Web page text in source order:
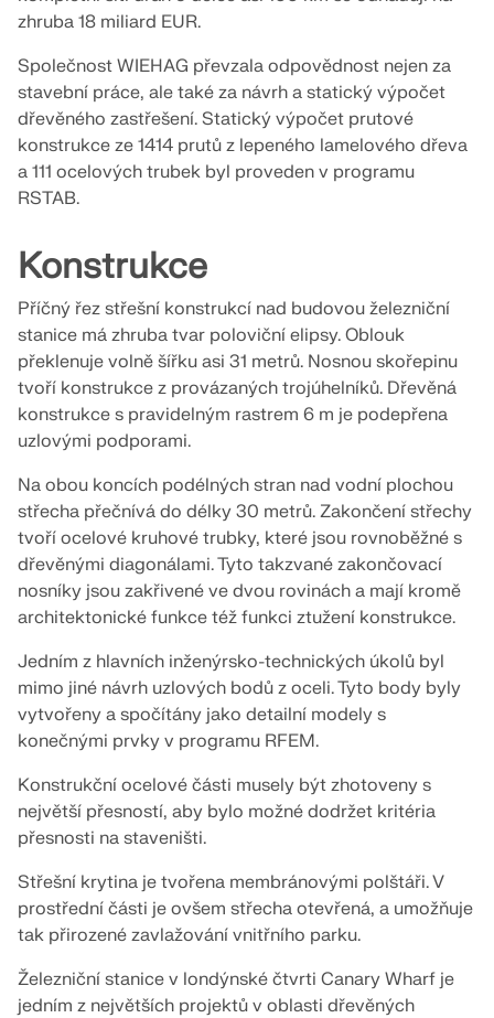
RWIND 3
CFD software pro digitální větrné tunely
Více informací
Dlubal API
Vaše brána do parametrického modelování a
automatizace
Dokumentace API
Index
Začínáme
Aplikace
Objekty modelu
Předplatné a ceny
Příklady
MKP pro ocelové spoje
Navrhujte a analyzujte ocelové spoje pomocí
CBFEM, v souladu s EN 1993‑1‑8 a AISC 360, plně
integrované v programu RFEM 6 pro rychlejší a
přesnější konstrukční pracovní postupy.
VÍCE INFORMACÍ
ZÍSKEJTE PODPORU
ZÍSKAT BEZPLATNOU LICENCI
PROHLÉDNĚTE SI AKTUÁLNÍ NABÍDKY PRÁCE
zhruba 18 miliard EUR.
Společnost WIEHAG převzala odpovědnost nejen za
stavební práce, ale také za návrh a statický výpočet
dřevěného zastřešení. Statický výpočet prutové
konstrukce ze 1414 prutů z lepeného lamelového dřeva
a 111 ocelových trubek byl proveden v programu
RSTAB.
Konstrukce
Příčný řez střešní konstrukcí nad budovou železniční
stanice má zhruba tvar poloviční elipsy. Oblouk
překlenuje volně šířku asi 31 metrů. Nosnou skořepinu
tvoří konstrukce z provázaných trojúhelníků. Dřevěná
konstrukce s pravidelným rastrem 6 m je podepřena
uzlovými podporami.
Na obou koncích podélných stran nad vodní plochou
střecha přečnívá do délky 30 metrů. Zakončení střechy
tvoří ocelové kruhové trubky, které jsou rovnoběžné s
dřevěnými diagonálami. Tyto takzvané zakončovací
nosníky jsou zakřivené ve dvou rovinách a mají kromě
architektonické funkce též funkci ztužení konstrukce.
Jedním z hlavních inženýrsko-technických úkolů byl
mimo jiné návrh uzlových bodů z oceli. Tyto body byly
vytvořeny a spočítány jako detailní modely s
konečnými prvky v programu RFEM.
Konstrukční ocelové části musely být zhotoveny s
největší přesností, aby bylo možné dodržet kritéria
přesnosti na staveništi.
Střešní krytina je tvořena membránovými polštáři. V
prostřední části je ovšem střecha otevřená, a umožňuje
tak přirozené zavlažování vnitřního parku.
Železniční stanice v londýnské čtvrti Canary Wharf je
jedním z největších projektů v oblasti dřevěných